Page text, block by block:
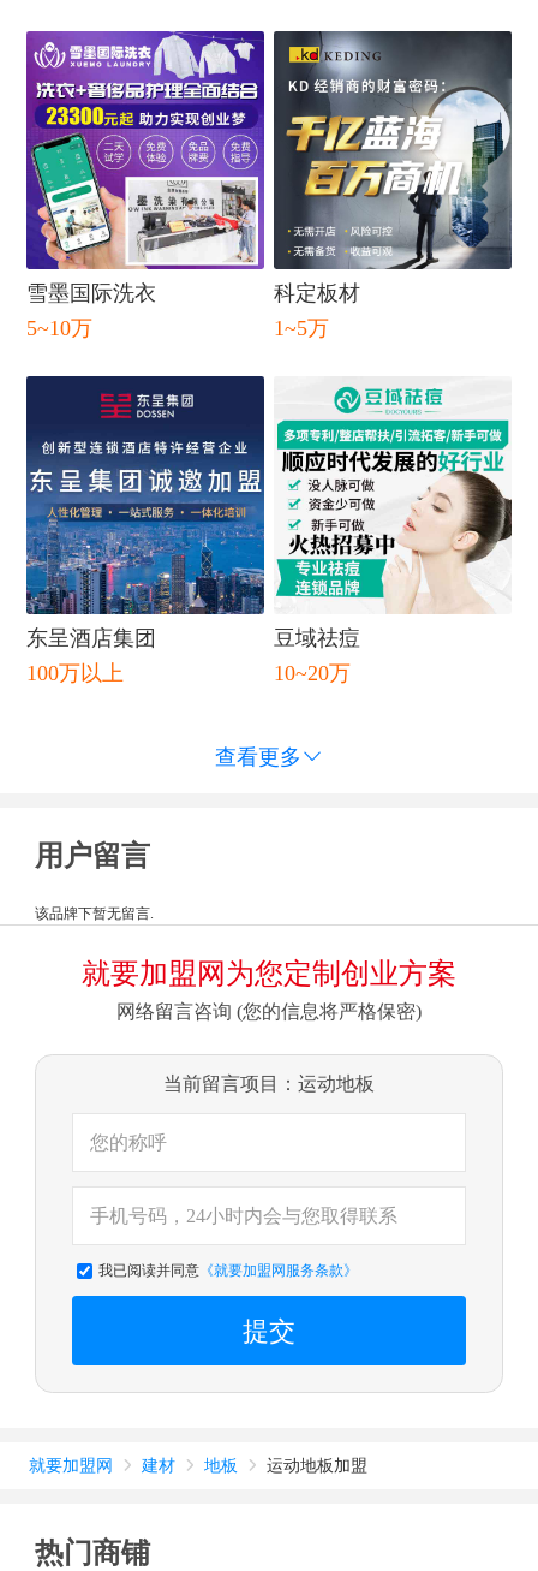
雪墨国际洗衣
5~10万
科定板材
1~5万
东呈酒店集团
100万以上
豆域祛痘
10~20万
查看更多 
用户留言
该品牌下暂无留言.
就要加盟网为您定制创业方案
网络留言咨询 (您的信息将严格保密)
当前留言项目：运动地板
我已阅读并同意《就要加盟网服务条款》
提交
就要加盟网  建材  地板  运动地板加盟
热门商铺